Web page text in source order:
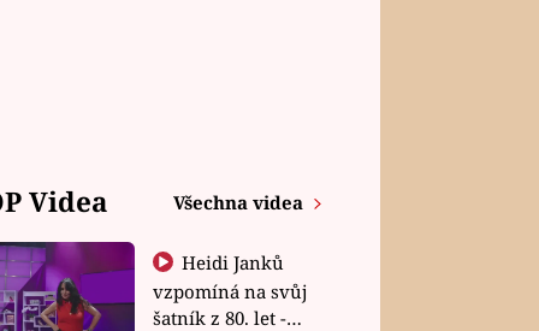
Videa Všechna videa
Heidi Janků
vzpomíná na svůj
šatník z 80. let -